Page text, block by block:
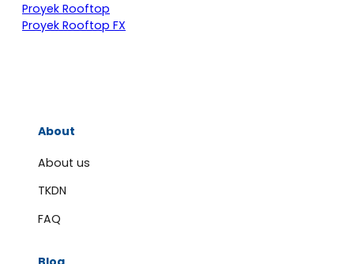
Proyek Rooftop
Proyek Rooftop FX
About
About us
TKDN
FAQ